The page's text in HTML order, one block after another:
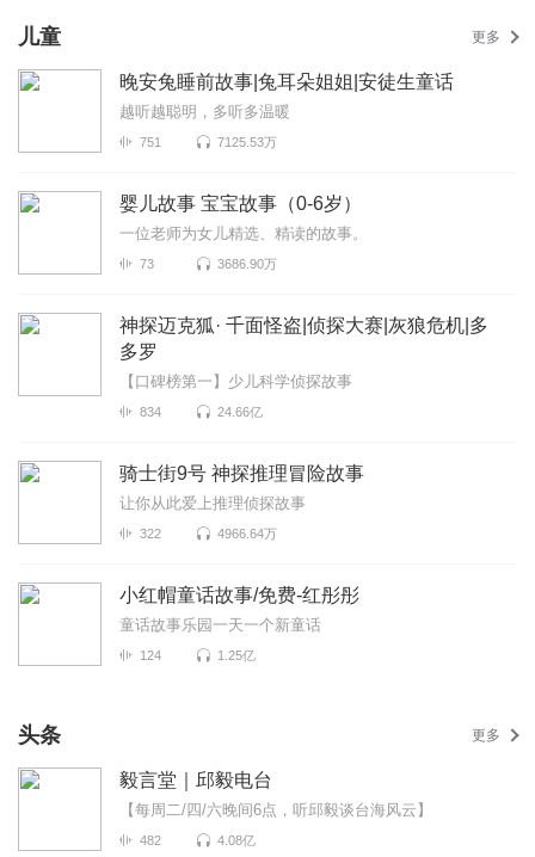
儿童 更多
晚安兔睡前故事|兔耳朵姐姐|安徒生童话
越听越聪明，多听多温暖
751 7125.53万
婴儿故事 宝宝故事（0-6岁）
一位老师为女儿精选、精读的故事。
73 3686.90万
神探迈克狐· 千面怪盗|侦探大赛|灰狼危机|多
多罗
【口碑榜第一】少儿科学侦探故事
834 24.66亿
骑士街9号 神探推理冒险故事
让你从此爱上推理侦探故事
322 4966.64万
小红帽童话故事/免费-红彤彤
童话故事乐园一天一个新童话
124 1.25亿
头条 更多
毅言堂｜邱毅电台
【每周二/四/六晚间6点，听邱毅谈台海风云】
482 4.08亿